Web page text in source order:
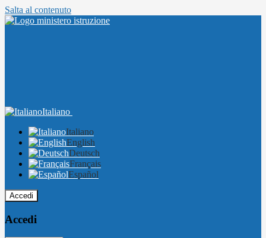
Salta al contenuto
Italiano
Italiano
English
Deutsch
Français
Español
Accedi
Accedi